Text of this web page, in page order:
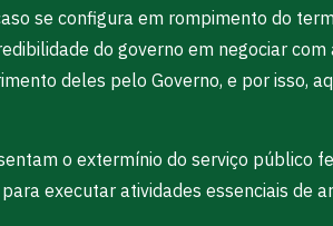
se configura em rompimento do
do governo em negociar
deles pelo Governo, e por isso,
o extermínio do serviço público
executar atividades essenciais de